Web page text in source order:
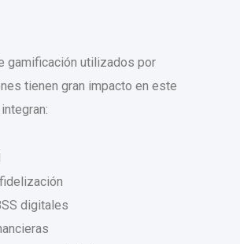
gamificación utilizados por
tienen gran impacto en este
digitales